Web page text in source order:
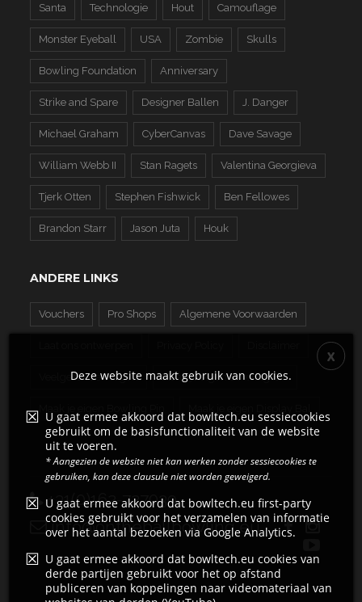
Santa Technologie Hout Camouflage
Monster Eyeball USA Zombie Skulls
Bowling Foundation Anniversary
Strike and Spare Designer Ballen J. Danger
Michael Graham CyberCanvas Dave Savage
William Webb II Stan Ragets Valentina Georgieva
Tjerk Otten Stephen Fishwick Ben Fellowes
Brandon Starr Jason Juta Houk
ANDERE LINKS
Vouchers Pro Shops Algemene Voorwaarden
Veelgestelde Vragen Maak je eigen Bowling Bal
+31(0)162-727039
info@ontheballbowling.eu
Deze website maakt gebruik van cookies.
U gaat ermee akkoord dat bowltech.eu sessiecookies
gebruikt om de basisfunctionaliteit van de website
uit te voeren.
* Aangezien de website niet kan werken zonder sessiecookies te
gebruiken, kan deze clausule niet worden geweigerd.
U gaat ermee akkoord dat bowltech.eu first-party
cookies gebruikt voor het verzamelen van informatie
over het aantal bezoeken via Google Analytics.
U gaat ermee akkoord dat bowltech.eu cookies van
derde partijen gebruikt voor het op afstand
publiceren van koppelingen naar videomateriaal van